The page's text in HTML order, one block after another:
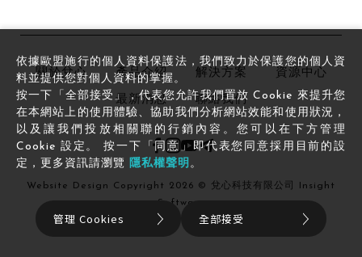
關於兌心 產品介紹 解決方案 資源中心
最新消息 聯絡我們
Website Design
Copyright 2026 © 兌心科技有限公司 Insight
Software
All Rights Reserved.
網頁設計by
依據歐盟施行的個人資料保護法，我們致力於保護您的個人資
料並提供您對個人資料的掌握。
按一下「全部接受」，代表您允許我們置放 Cookie 來提升您
在本網站上的使用體驗、協助我們分析網站效能和使用狀況，
以及讓我們投放相關聯的行銷內容。您可以在下方管理
Cookie 設定。 按一下「同意」即代表您同意採用目前的設
定，更多資訊請瀏覽 隱私權聲明 。
管理 Cookies 全部接受